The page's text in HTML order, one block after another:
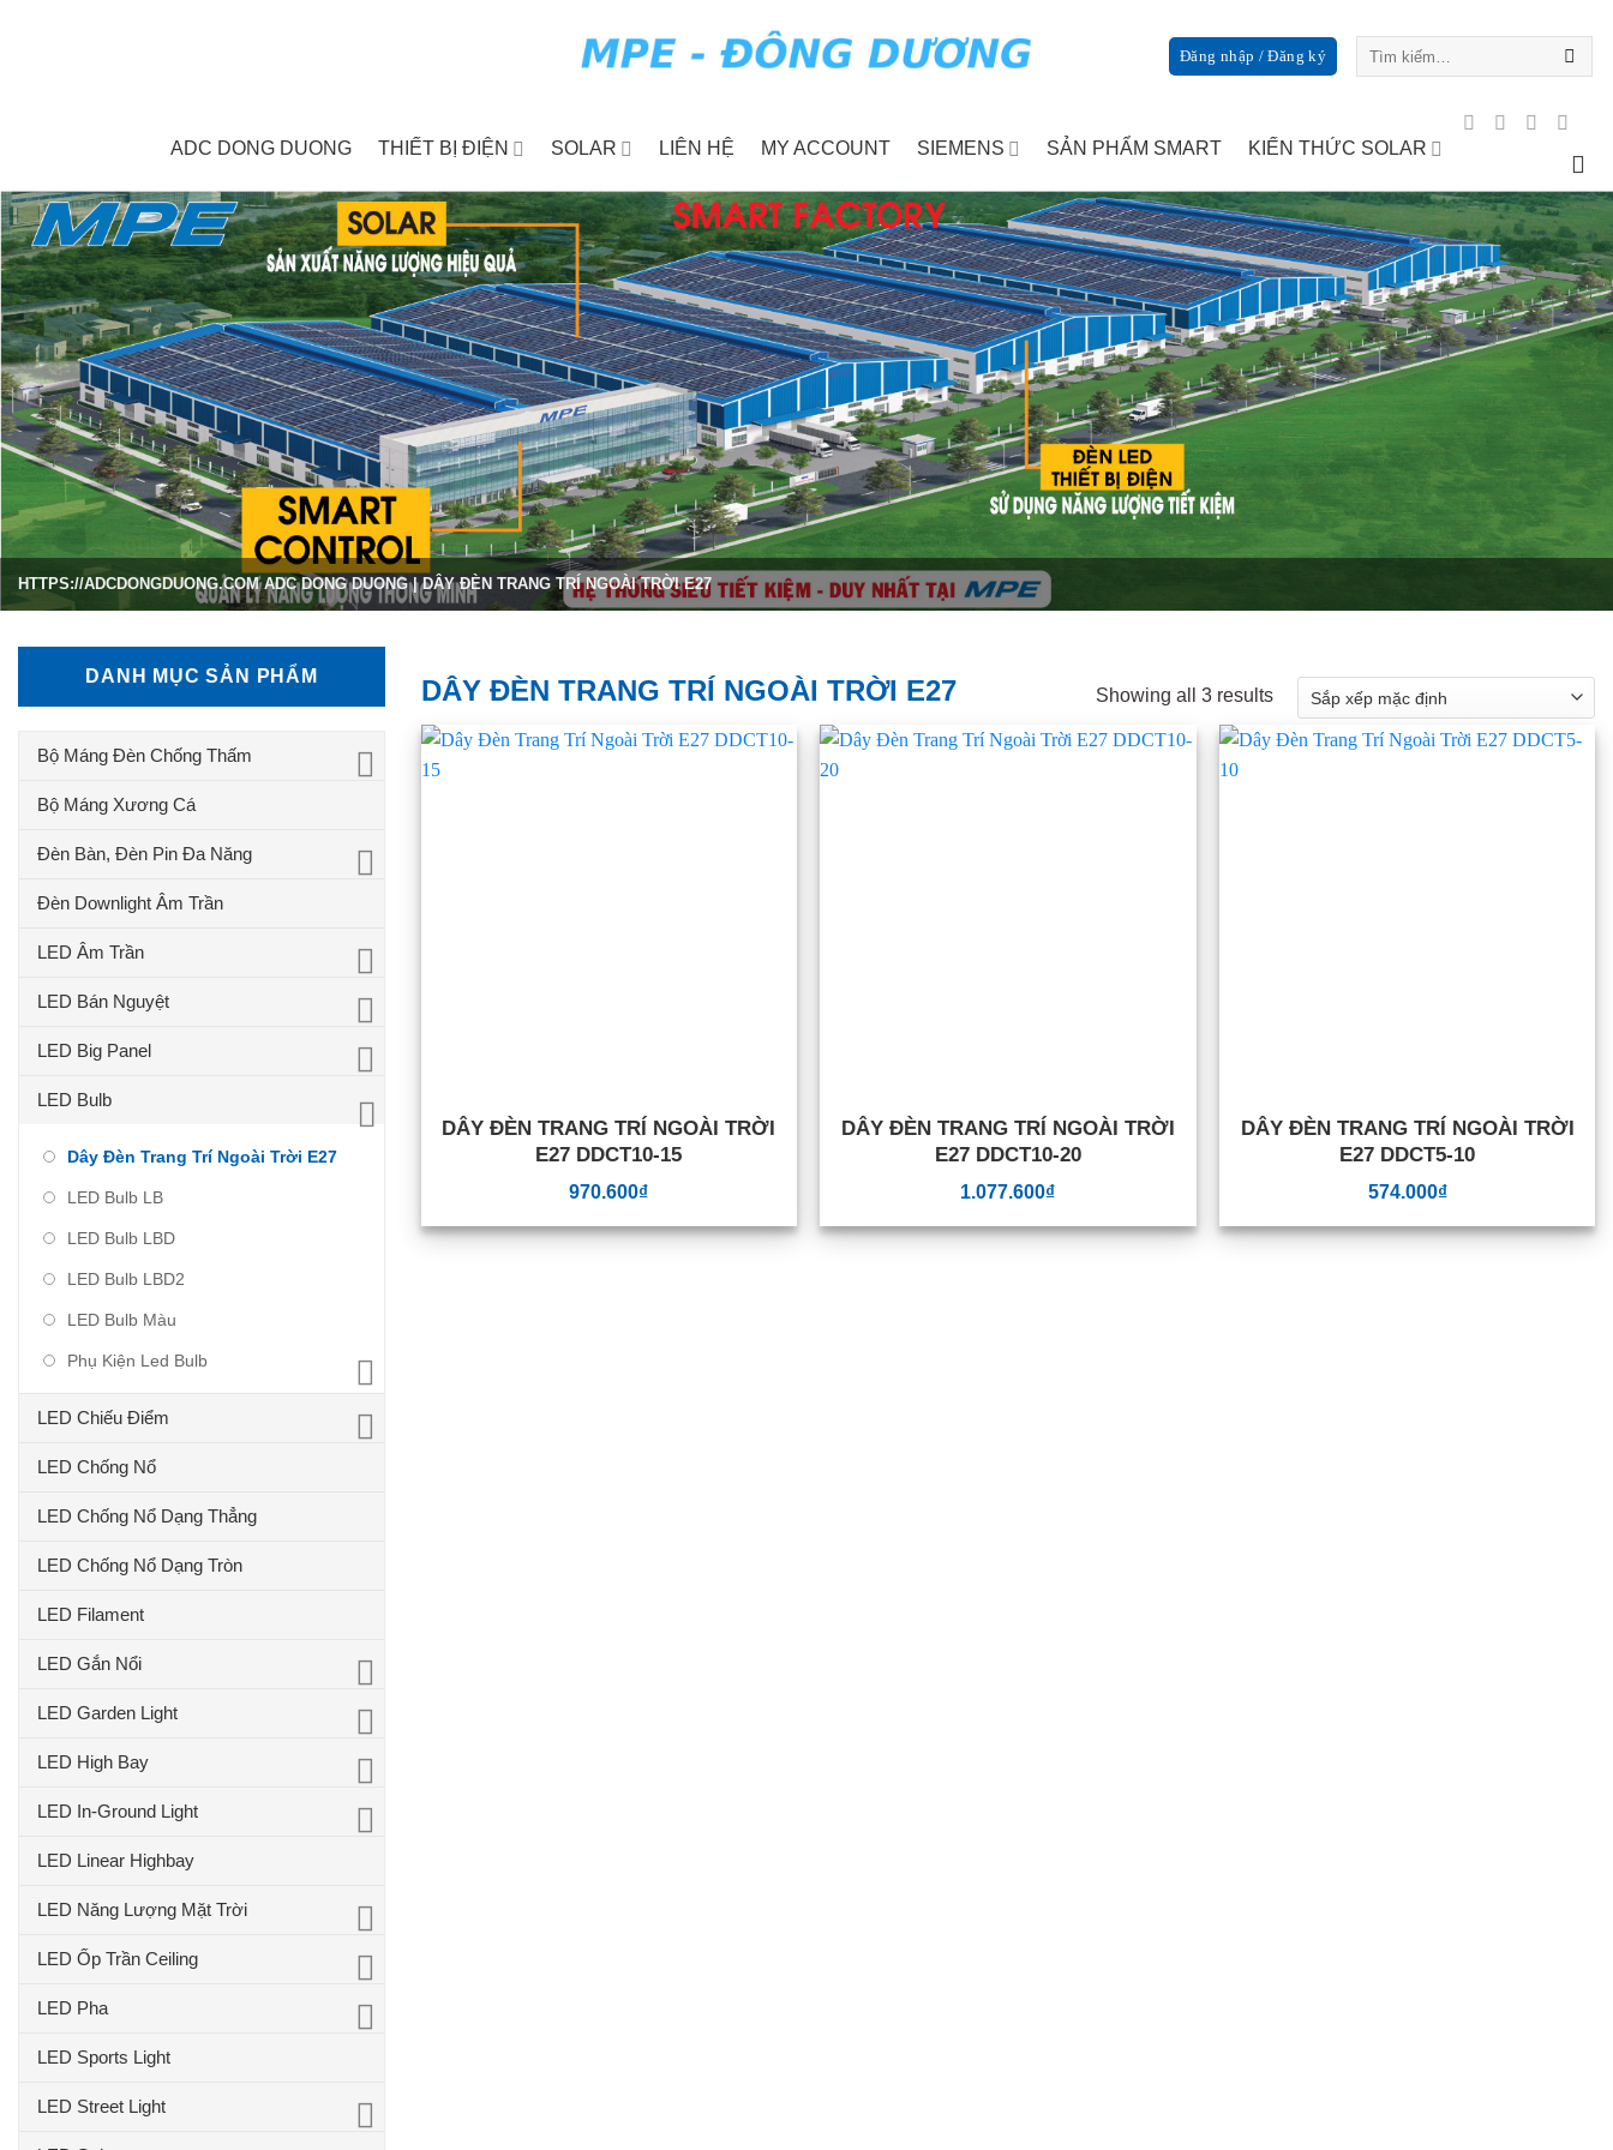
Đăng nhập / Đăng ký
ADC DONG DUONG THIẾT BỊ ĐIỆN SOLAR LIÊN HỆ MY ACCOUNT SIEMENS SẢN PHẨM SMART KIẾN THỨC SOLAR
HTTPS://ADCDONGDUONG.COM ADC DONG DUONG|DÂY ĐÈN TRANG TRÍ NGOÀI TRỜI E27
DANH MỤC SẢN PHẨM
Bộ Máng Đèn Chống Thấm
Bộ Máng Xương Cá
Đèn Bàn, Đèn Pin Đa Năng
Đèn Downlight Âm Trần
LED Âm Trần
LED Bán Nguyệt
LED Big Panel
LED Bulb
Dây Đèn Trang Trí Ngoài Trời E27
LED Bulb LB
LED Bulb LBD
LED Bulb LBD2
LED Bulb Màu
Phụ Kiện Led Bulb
LED Chiếu Điểm
LED Chống Nổ
LED Chống Nổ Dạng Thẳng
LED Chống Nổ Dạng Tròn
LED Filament
LED Gắn Nổi
LED Garden Light
LED High Bay
LED In-Ground Light
LED Linear Highbay
LED Năng Lượng Mặt Trời
LED Ốp Trần Ceiling
LED Pha
LED Sports Light
LED Street Light
DÂY ĐÈN TRANG TRÍ NGOÀI TRỜI E27 Showing all 3 results
DÂY ĐÈN TRANG TRÍ NGOÀI TRỜI
E27 DDCT10-15
970.600₫
DÂY ĐÈN TRANG TRÍ NGOÀI TRỜI
E27 DDCT10-20
1.077.600₫
DÂY ĐÈN TRANG TRÍ NGOÀI TRỜI
E27 DDCT5-10
574.000₫